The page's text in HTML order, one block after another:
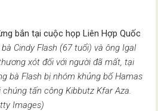
Cindy Flash (67 tuổi) và ông Igal
xót đối với người đã mất, tại
bà Flash bị nhóm khủng bố Hamas
tấn công Kibbutz Kfar Aza.
Images)